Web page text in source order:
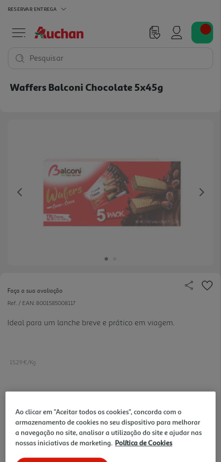
RESERVAR ENTREGA
Pesquisar
Waffers Balconi Chocolate 5x45g
Previous
Faça a sua avaliação
Ref. / EAN: 8001585008117
Ideal para um lanche breve e prático em viagem.
15.29 €/Kg
3,44 €
Notas de preparação
Ao clicar em "Aceitar todos os cookies", concorda com o
armazenamento de cookies no seu dispositivo para melhorar
a navegação no site, analisar a utilização do site e ajudar nas
nossas iniciativas de marketing. Política de Cookies